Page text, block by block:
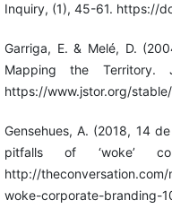
Inquiry, (1), 45-61. https://
Garriga, E. & Melé, D.
Mapping the Territory.
https://www.jstor.org/
Gensehues, A. (2018, 14
pitfalls of ‘woke’
http://
woke-corporate-branding-